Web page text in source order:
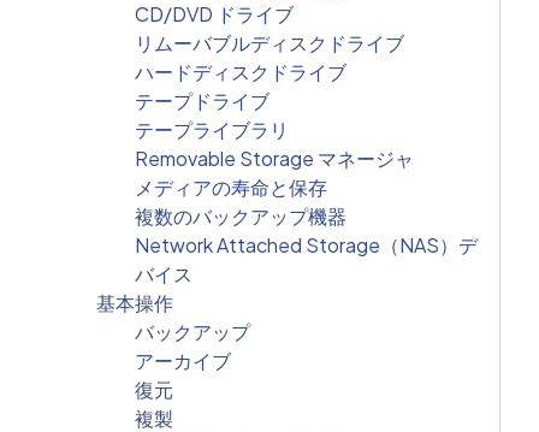
CD/DVD ドライブ
リムーバブルディスクドライブ
ハードディスクドライブ
テープドライブ
テープライブラリ
Removable Storage マネージャ
メディアの寿命と保存
複数のバックアップ機器
Network Attached Storage（NAS）デ
バイス
基本操作
バックアップ
アーカイブ
復元
複製